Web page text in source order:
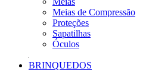
Meias de Compressão
Proteções
Sapatilhas
Óculos
BRINQUEDOS